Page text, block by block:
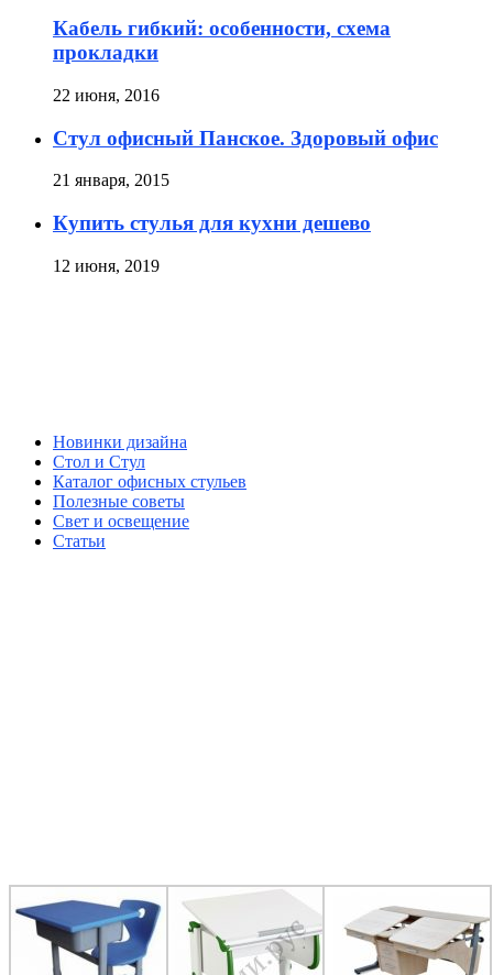
Кабель гибкий: особенности, схема
прокладки
22 июня, 2016
Стул офисный Панское. Здоровый офис
21 января, 2015
Купить стулья для кухни дешево
12 июня, 2019
Новинки дизайна
Стол и Стул
Каталог офисных стульев
Полезные советы
Свет и освещение
Статьи